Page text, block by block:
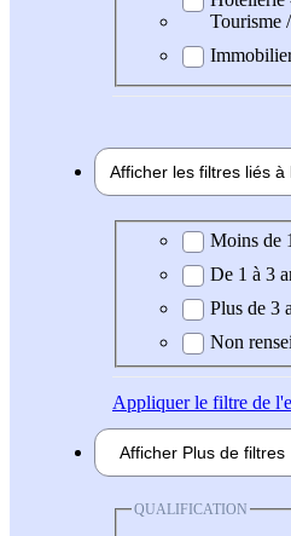
Tourisme
Afficher les filtres liés à
Expérience demandée
Moins de
De 1 à 3
Plus de 3
Non
Appliquerle filtre de
Afficher Plus de filtres
QUALIFICATION